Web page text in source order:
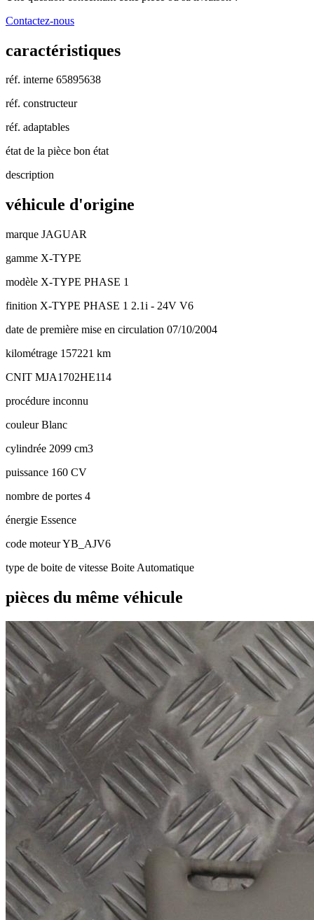
Contactez-nous
caractéristiques
réf. interne 65895638
réf. constructeur
réf. adaptables
état de la pièce bon état
description
véhicule d'origine
marque JAGUAR
gamme X-TYPE
modèle X-TYPE PHASE 1
finition X-TYPE PHASE 1 2.1i - 24V V6
date de première mise en circulation 07/10/2004
kilométrage 157221 km
CNIT MJA1702HE114
procédure inconnu
couleurBlanc
cylindrée 2099 cm3
puissance 160 CV
nombre de portes 4
énergie Essence
code moteurYB_AJV6
type de boite de vitesse Boite Automatique
pièces du même véhicule